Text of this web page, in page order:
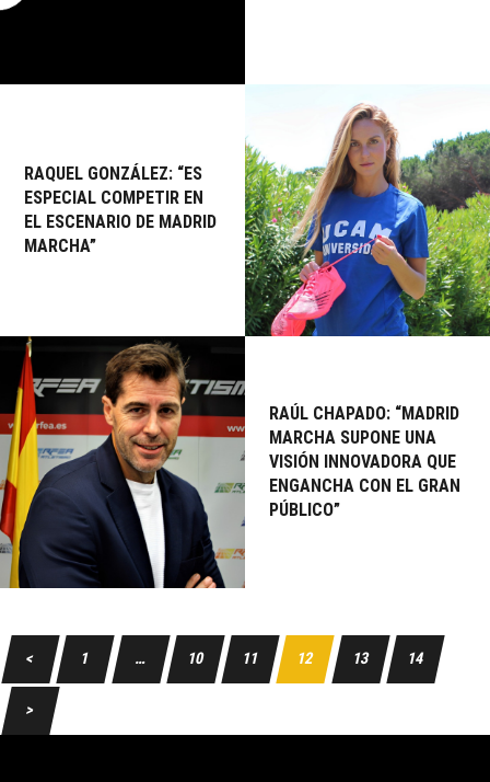
RAQUEL GONZÁLEZ: “ES
ESPECIAL COMPETIR EN
EL ESCENARIO DE MADRID
MARCHA”
RAÚL CHAPADO: “MADRID
MARCHA SUPONE UNA
VISIÓN INNOVADORA QUE
ENGANCHA CON EL GRAN
PÚBLICO”
< 1 … 10 11 12 13 14
>